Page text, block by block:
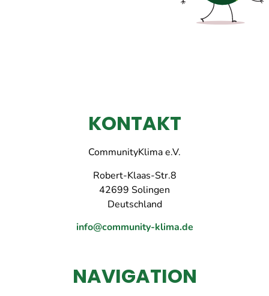
KONTAKT
CommunityKlima e.V.
Robert-Klaas-Str.8
42699 Solingen
Deutschland
info@community-klima.de
NAVIGATION